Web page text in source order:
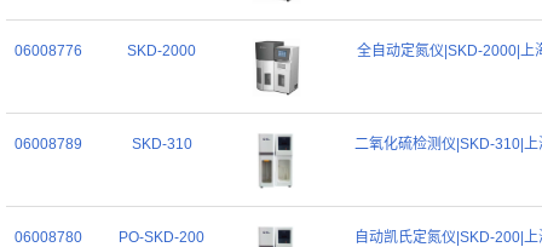
06008776 SKD-2000 全自动定氮仪|SKD-2000|上
06008789 SKD-310 二氧化硫检测仪|SKD-310|上
06008780 PO-SKD-200 自动凯氏定氮仪|SKD-200|上